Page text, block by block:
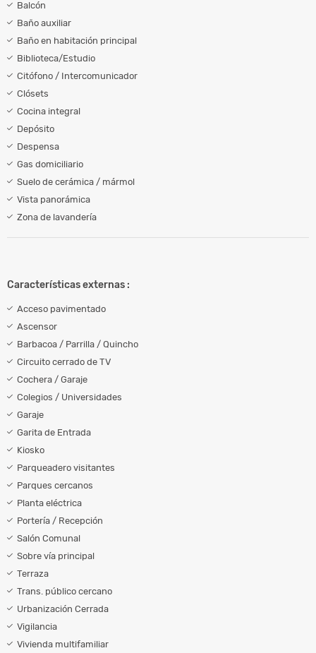
Balcón
Baño auxiliar
Baño en habitación principal
Biblioteca/Estudio
Citófono / Intercomunicador
Clósets
Cocina integral
Depósito
Despensa
Gas domiciliario
Suelo de cerámica / mármol
Vista panorámica
Zona de lavandería
Características externas :
Acceso pavimentado
Ascensor
Barbacoa / Parrilla / Quincho
Circuito cerrado de TV
Cochera / Garaje
Colegios / Universidades
Garaje
Garita de Entrada
Kiosko
Parqueadero visitantes
Parques cercanos
Planta eléctrica
Portería / Recepción
Salón Comunal
Sobre vía principal
Terraza
Trans. público cercano
Urbanización Cerrada
Vigilancia
Vivienda multifamiliar